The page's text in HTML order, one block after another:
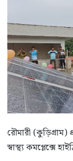
রৌমারী (কুড়িগ্রাম)
স্বাস্থ্য কমপ্লেক্সে